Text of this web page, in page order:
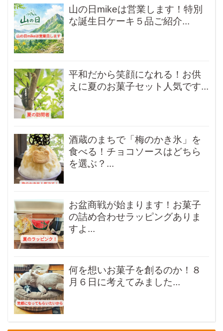
山の日mikeは営業します！特別
な誕生日ケーキ５品ご紹介...
平和だから笑顔になれる！お供
えに夏のお菓子セット人気です...
酒蔵のまちで「梅のかき氷」を
食べる！チョコソースはどちら
を選ぶ？...
お盆商戦が始まります！お菓子
の詰め合わせラッピングありま
すよ...
何を想いお菓子を創るのか！８
月６日に考えてみました...